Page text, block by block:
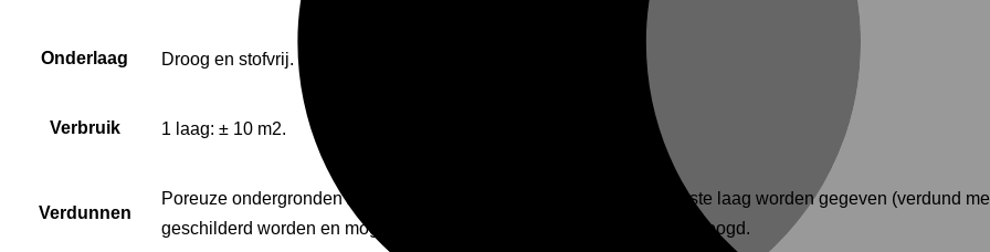
Onderlaag Droog en stofvrij.
Verbruik 1 laag: ± 10 m2.
Verdunnen
Poreuze ondergronden zoals hout of gips moeten een verdunde eerste laag worden gegeven (verdund
geschilderd worden en mogen pas warm worden nadat de verf is gedroogd.